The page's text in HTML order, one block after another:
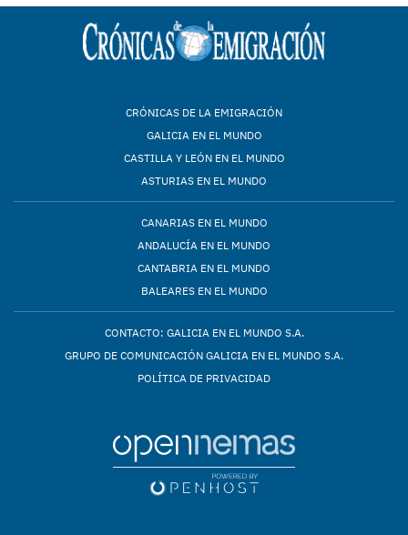
CRÓNICAS DE LA EMIGRACIÓN
GALICIA EN EL MUNDO
CASTILLA Y LEÓN EN EL MUNDO
ASTURIAS EN EL MUNDO
CANARIAS EN EL MUNDO
ANDALUCÍA EN EL MUNDO
CANTABRIA EN EL MUNDO
BALEARES EN EL MUNDO
CONTACTO: GALICIA EN EL MUNDO S.A.
GRUPO DE COMUNICACIÓN GALICIA EN EL MUNDO S.A.
POLÍTICA DE PRIVACIDAD